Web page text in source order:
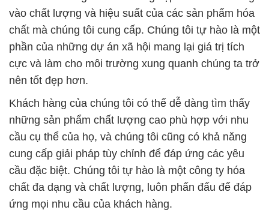
vào chất lượng và hiệu suất của các sản phẩm hóa
chất mà chúng tôi cung cấp. Chúng tôi tự hào là một
phần của những dự án xã hội mang lại giá trị tích
cực và làm cho môi trường xung quanh chúng ta trở
nên tốt đẹp hơn.
Khách hàng của chúng tôi có thể dễ dàng tìm thấy
những sản phẩm chất lượng cao phù hợp với nhu
cầu cụ thể của họ, và chúng tôi cũng có khả năng
cung cấp giải pháp tùy chỉnh để đáp ứng các yêu
cầu đặc biệt. Chúng tôi tự hào là một công ty hóa
chất đa dạng và chất lượng, luôn phấn đấu để đáp
ứng mọi nhu cầu của khách hàng.